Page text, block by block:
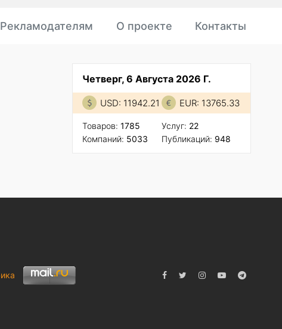
Рекламодателям О проекте Контакты
Четверг, 6 Августа 2026 Г.
USD: 11942.21 EUR: 13765.33
Товаров: 1785
Компаний: 5033
Услуг: 22
Публикаций: 948